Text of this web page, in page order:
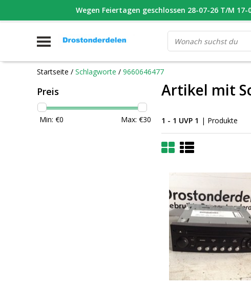
WHATSAPP FOTO VAN ONDERDEEL WAT U ZOEK VOOR
Startseite / Schlagworte / 9660646477
Preis
Min: €0 Max: €30
Artikel mit
1 - 1 UVP 1 | Produkte
Wegen Feiertagen geschlossen 28-07-26 T/M